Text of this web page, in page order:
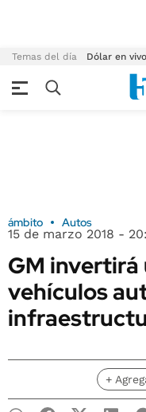
Temas del día Dólar en vivo
ámbito Autos
15 de marzo 2018 -
GM invertirá
vehículos
+